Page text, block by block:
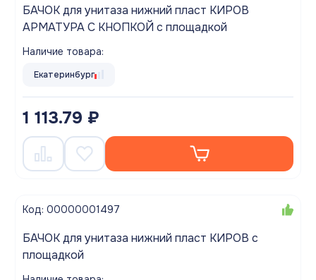
БАЧОК для унитаза нижний пласт КИРОВ
АРМАТУРА С КНОПКОЙ с площадкой
Наличие товара:
Екатеринбург
1 113.79 ₽
Код: 00000001497
БАЧОК для унитаза нижний пласт КИРОВ с
площадкой